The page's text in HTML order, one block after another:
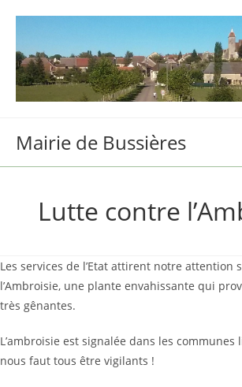
content
Mairie de Bussières
Lutte contre
Les services de l’Etat attirent notre attention
l’Ambroisie, une plante envahissante qui
très gênantes.
L’ambroisie est signalée dans les
nous faut tous être vigilants !